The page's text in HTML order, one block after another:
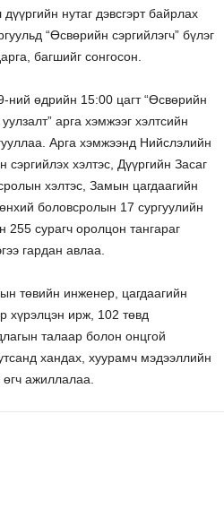
нутаг дэвсгэрт байрлах
“Өсвөрийн сэргийлэгч” бүлэг
багшийг сонгосон.
ний өдрийн 15:00 цагт “Өсвөрийн
арга хэмжээг хэлтсийн
Арга хэмжээнд Нийслэлийн
сэргийлэх хэлтэс, Дүүргийн Засаг
хэлтэс, Замын цагдаагийн
боловсролын 17 сургуулийн
255 сурагч оролцон тангараг
гардан авлаа.
төвийн инженер, цагдаагийн
хүрэлцэн ирж, 102 төвд
талаар болон онцгой
хандах, хуурамч мэдээллийн
ажиллалаа.